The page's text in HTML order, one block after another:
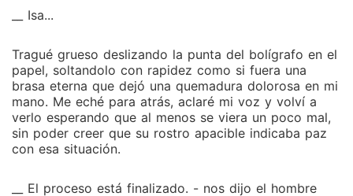
__ Isa...
Tragué grueso deslizando la punta del bolígrafo en el
papel, soltandolo con rapidez como si fuera una
brasa eterna que dejó una quemadura dolorosa en mi
mano. Me eché para atrás, aclaré mi voz y volví a
verlo esperando que al menos se viera un poco mal,
sin poder creer que su rostro apacible indicaba paz
con esa situación.
__ El proceso está finalizado. - nos dijo el hombre